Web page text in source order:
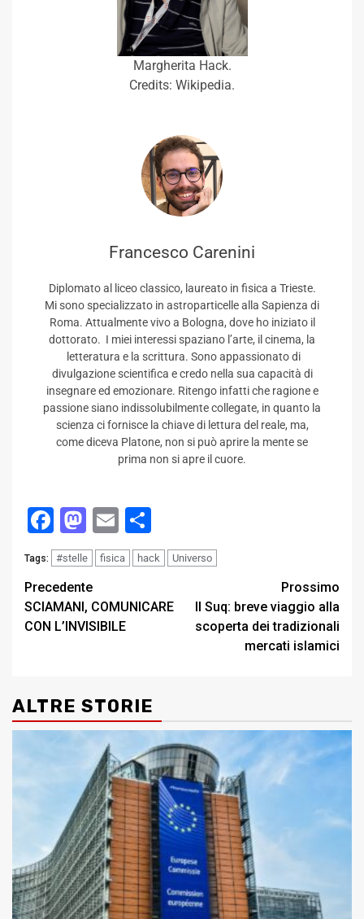
Margherita Hack.
Credits: Wikipedia.
Francesco Carenini
Diplomato al liceo classico, laureato in fisica a Trieste.
Mi sono specializzato in astroparticelle alla Sapienza di
Roma. Attualmente vivo a Bologna, dove ho iniziato il
dottorato. I miei interessi spaziano l’arte, il cinema, la
letteratura e la scrittura. Sono appassionato di
divulgazione scientifica e credo nella sua capacità di
insegnare ed emozionare. Ritengo infatti che ragione e
passione siano indissolubilmente collegate, in quanto la
scienza ci fornisce la chiave di lettura del reale, ma,
come diceva Platone, non si può aprire la mente se
prima non si apre il cuore.
Facebook
Mastodon
Email
Tags: #stelle fisica hack Universo
Post
navigation
Precedente
SCIAMANI, COMUNICARE
CON L’INVISIBILE
Prossimo
Il Suq: breve viaggio alla
scoperta dei tradizionali
mercati islamici
ALTRE STORIE